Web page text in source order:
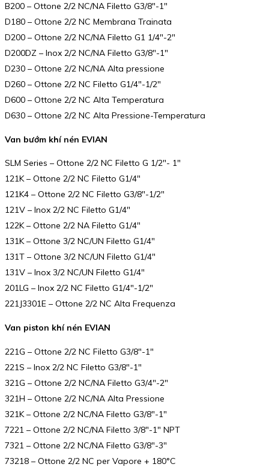
B200 – Ottone 2/2 NC/NA Filetto G3/8″-1″
D180 – Ottone 2/2 NC Membrana Trainata
D200 – Ottone 2/2 NC/NA Filetto G1 1/4″-2″
D200DZ – Inox 2/2 NC/NA Filetto G3/8″-1″
D230 – Ottone 2/2 NC/NA Alta pressione
D260 – Ottone 2/2 NC Filetto G1/4″-1/2″
D600 – Ottone 2/2 NC Alta Temperatura
D630 – Ottone 2/2 NC Alta Pressione-Temperatura
Van bướm khí nén EVIAN
SLM Series – Ottone 2/2 NC Filetto G 1/2″- 1″
121K – Ottone 2/2 NC Filetto G1/4″
121K4 – Ottone 2/2 NC Filetto G3/8″-1/2″
121V – Inox 2/2 NC Filetto G1/4″
122K – Ottone 2/2 NA Filetto G1/4″
131K – Ottone 3/2 NC/UN Filetto G1/4″
131T – Ottone 3/2 NC/UN Filetto G1/4″
131V – Inox 3/2 NC/UN Filetto G1/4″
201LG – Inox 2/2 NC Filetto G1/4″-1/2″
221J3301E – Ottone 2/2 NC Alta Frequenza
Van piston khí nén EVIAN
221G – Ottone 2/2 NC Filetto G3/8″-1″
221S – Inox 2/2 NC Filetto G3/8″-1″
321G – Ottone 2/2 NC/NA Filetto G3/4″-2″
321H – Ottone 2/2 NC/NA Alta Pressione
321K – Ottone 2/2 NC/NA Filetto G3/8″-1″
7221 – Ottone 2/2 NC/NA Filetto 3/8″-1″ NPT
7321 – Ottone 2/2 NC/NA Filetto G3/8″-3″
73218 – Ottone 2/2 NC per Vapore + 180°C